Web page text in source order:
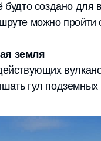
будто создано
можно пройти
земля
гул подземных